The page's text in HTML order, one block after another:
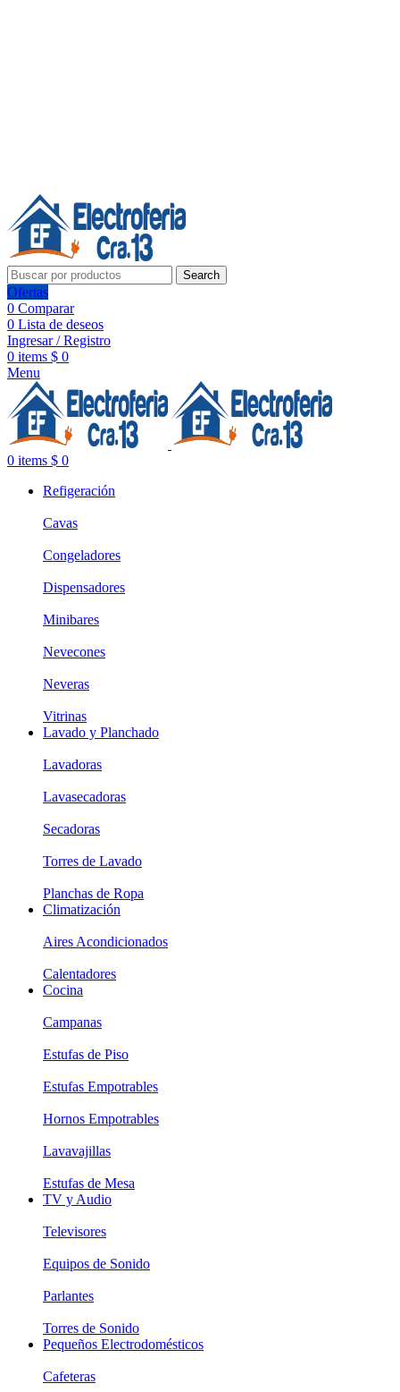
Search
Ofertas
0 Comparar
0 Lista de deseos
Ingresar / Registro
0 items $ 0
Menu
0 items $ 0
Refigeración
Cavas
Congeladores
Dispensadores
Minibares
Nevecones
Neveras
Vitrinas
Lavado y Planchado
Lavadoras
Lavasecadoras
Secadoras
Torres de Lavado
Planchas de Ropa
Climatización
Aires Acondicionados
Calentadores
Cocina
Campanas
Estufas de Piso
Estufas Empotrables
Hornos Empotrables
Lavavajillas
Estufas de Mesa
TV y Audio
Televisores
Equipos de Sonido
Parlantes
Torres de Sonido
Pequeños Electrodomésticos
Cafeteras